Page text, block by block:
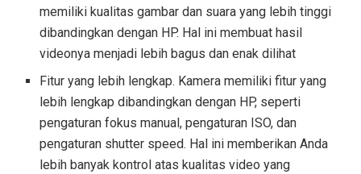
memiliki kualitas gambar dan suara yang lebih tinggi
dibandingkan dengan HP. Hal ini membuat hasil
videonya menjadi lebih bagus dan enak dilihat
Fitur yang lebih lengkap. Kamera memiliki fitur yang
lebih lengkap dibandingkan dengan HP, seperti
pengaturan fokus manual, pengaturan ISO, dan
pengaturan shutter speed. Hal ini memberikan Anda
lebih banyak kontrol atas kualitas video yang